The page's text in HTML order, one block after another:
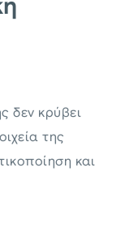
δεν κρύβει
της
και